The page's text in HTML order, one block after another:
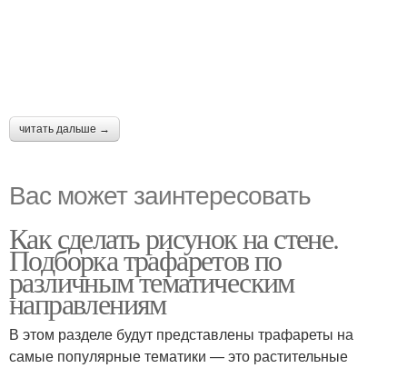
читать дальше →
Вас может заинтересовать
Как сделать рисунок на стене.
Подборка трафаретов по
различным тематическим
направлениям
В этом разделе будут представлены трафареты на
самые популярные тематики — это растительные